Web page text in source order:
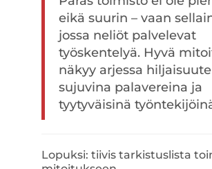
eikä suurin – vaan
jossa neliöt palvelevat
työskentelyä. Hyvä
näkyy arjessa
sujuvina palavereina ja
tyytyväisinä
Lopuksi: tiivis tarkistuslista